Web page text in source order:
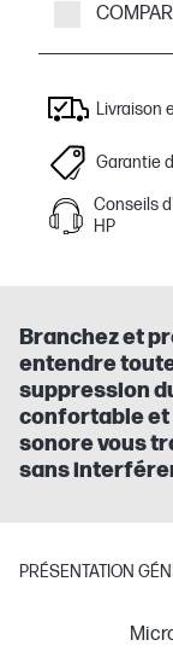
Livraison
Garantie
Conseils
HP
Branchez et
entendre
suppression
confortable et
sonore vous
sans
PRÉSENTATION